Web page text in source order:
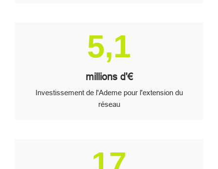
5,1
millions d'€
Investissement de l'Ademe pour l'extension du
réseau